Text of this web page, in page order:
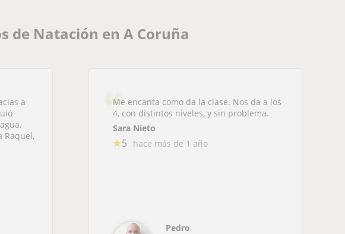
de Natación en A Coruña
a
Raquel,
Me encanta como da la clase. Nos da a los
4, con distintos niveles, y sin problema.
Sara Nieto
5 hace más de 1 año
Pedro